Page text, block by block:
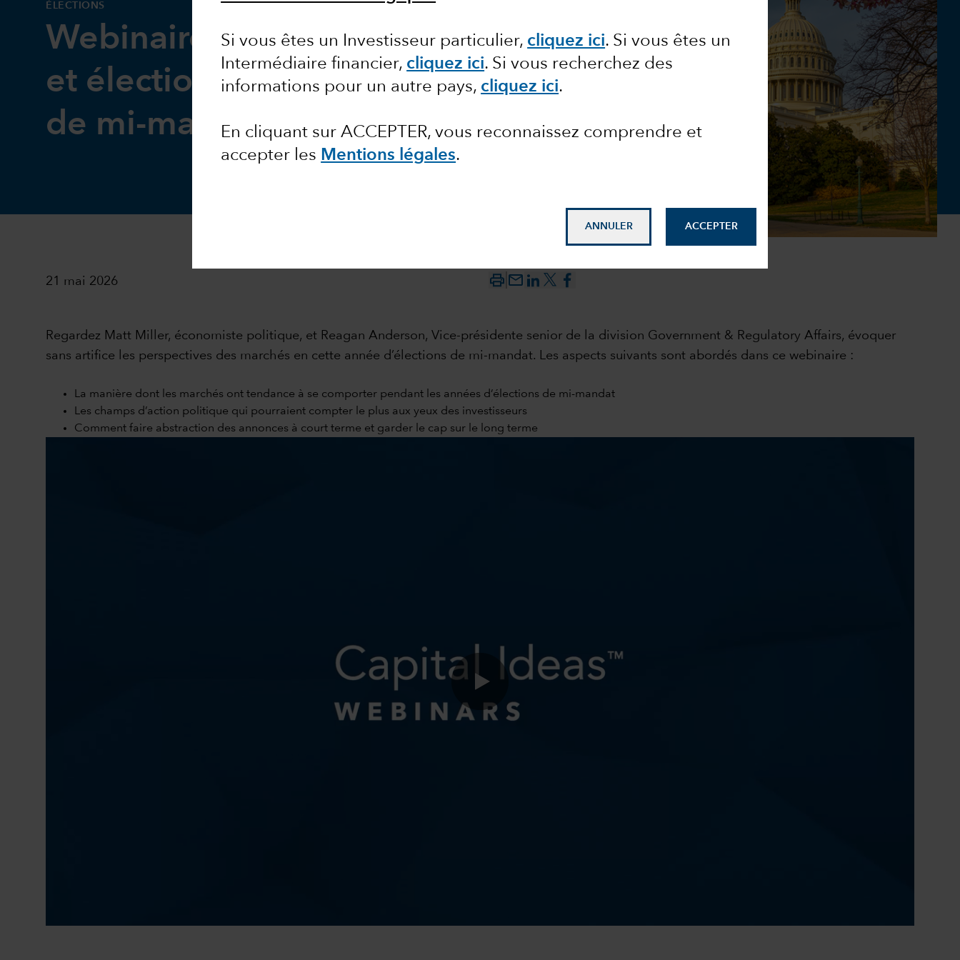
Si vous êtes un Investisseur particulier, cliquez ici. Si vous êtes un
Intermédiaire financier, cliquez ici. Si vous recherchez des
informations pour un autre pays, cliquez ici.
En cliquant sur ACCEPTER, vous reconnaissez comprendre et
accepter les Mentions légales.
ANNULER ACCEPTER
ÉLECTIONS
Webinaire : géopolitique
et élections américaines
de mi-mandat
21 mai 2026 mail_outline
Regardez Matt Miller, économiste politique, et Reagan Anderson, Vice-présidente senior de la division Government & Regulatory Affairs, évoquer
sans artifice les perspectives des marchés en cette année d’élections de mi-mandat. Les aspects suivants sont abordés dans ce webinaire :
La manière dont les marchés ont tendance à se comporter pendant les années d’élections de mi-mandat
Les champs d’action politique qui pourraient compter le plus aux yeux des investisseurs
Comment faire abstraction des annonces à court terme et garder le cap sur le long terme